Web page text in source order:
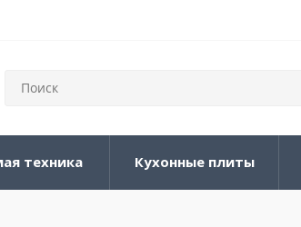
техника Кухонные плиты